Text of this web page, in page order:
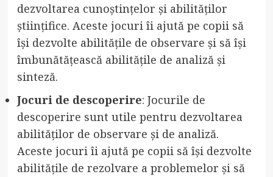
dezvoltarea cunoștințelor și abilităților
științifice. Aceste jocuri îi ajută pe copii să
își dezvolte abilitățile de observare și să își
îmbunătățească abilitățile de analiză și
sinteză.
Jocuri de descoperire: Jocurile de
descoperire sunt utile pentru dezvoltarea
abilităților de observare și de analiză.
Aceste jocuri îi ajută pe copii să își dezvolte
abilitățile de rezolvare a problemelor și să